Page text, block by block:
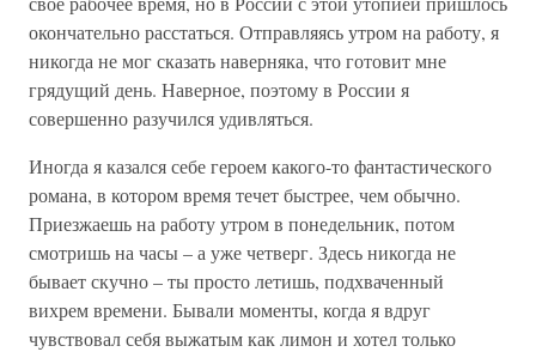
окончательно расстаться. Отправляясь утром на работу, я
никогда не мог сказать наверняка, что готовит мне
грядущий день. Наверное, поэтому в России я
совершенно разучился удивляться.
Иногда я казался себе героем какого-то фантастического
романа, в котором время течет быстрее, чем обычно.
Приезжаешь на работу утром в понедельник, потом
смотришь на часы – а уже четверг. Здесь никогда не
бывает скучно – ты просто летишь, подхваченный
вихрем времени. Бывали моменты, когда я вдруг
чувствовал себя выжатым как лимон и хотел только